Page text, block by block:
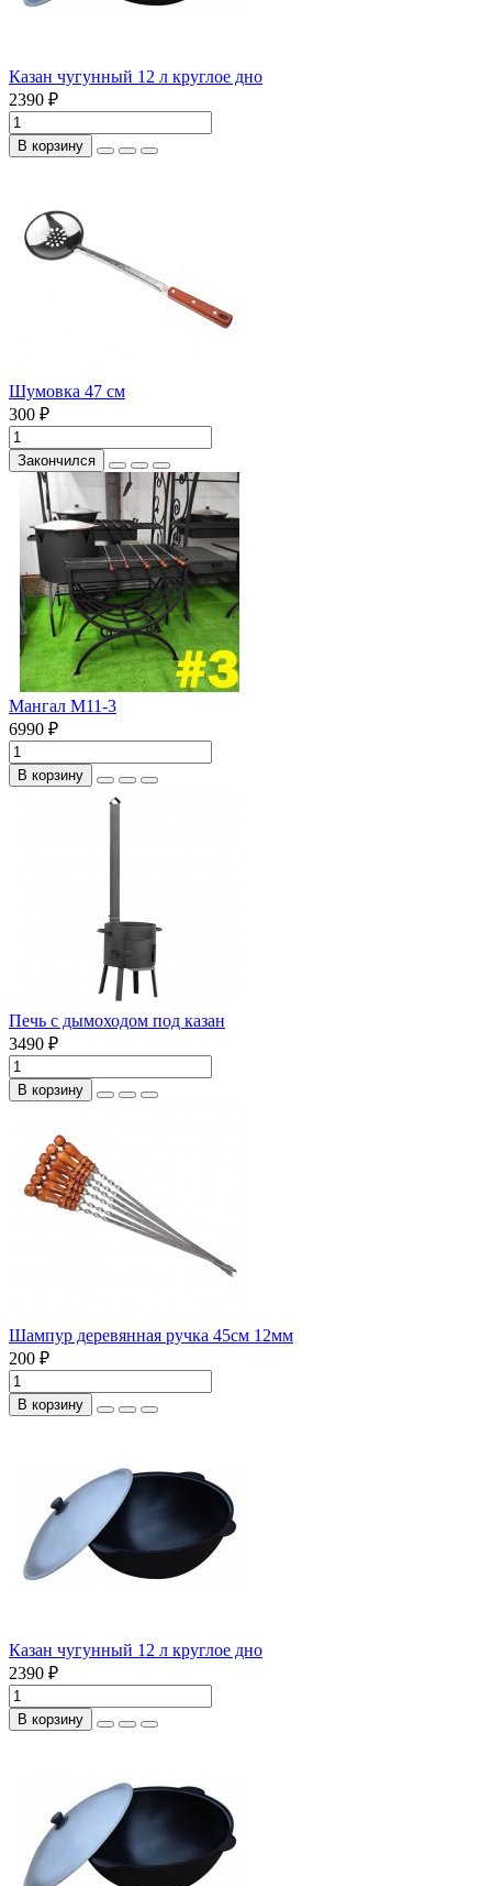
Казан чугунный 12 л круглое дно
2390 ₽
В корзину
Шумовка 47 см
300 ₽
Закончился
Мангал М11-3
6990 ₽
В корзину
Печь с дымоходом под казан
3490 ₽
В корзину
Шампур деревянная ручка 45см 12мм
200 ₽
В корзину
Казан чугунный 12 л круглое дно
2390 ₽
В корзину